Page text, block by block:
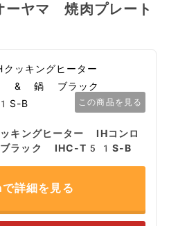
ヤマ 焼肉プレート
この商品を見る
キングヒーター IHコンロ
ラック IHC-T51S-B
詳細を見る